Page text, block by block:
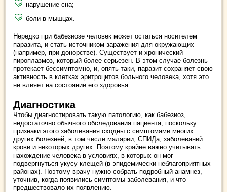
нарушение сна;
боли в мышцах.
Нередко при бабезиозе человек может остаться носителем
паразита, и стать источником заражения для окружающих
(например, при донорстве). Существует и хронический
пироплазмоз, который более серьезен. В этом случае болезнь
протекает бессимптомно, и, опять-таки, паразит сохраняет свою
активность в клетках эритроцитов больного человека, хотя это
не влияет на состояние его здоровья.
Диагностика
Чтобы диагностировать такую патологию, как бабезиоз,
недостаточно обычного обследования пациента, поскольку
признаки этого заболевания сходны с симптомами многих
других болезней, в том числе малярии, СПИДа, заболеваний
крови и некоторых других. Поэтому крайне важно учитывать
нахождение человека в условиях, в которых он мог
подвергнуться укусу клещей (в эпидемически неблагоприятных
районах). Поэтому врачу нужно собрать подробный анамнез,
уточнив, когда появились симптомы заболевания, и что
предшествовало их появлению.